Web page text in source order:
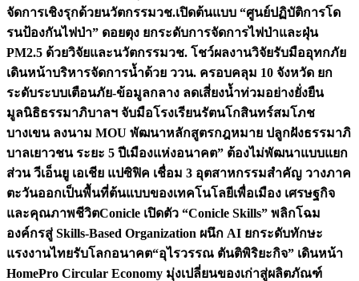
จัดการเชิงรุกด้วยนวัตกรรมวช.เปิดต้นแบบ “ศูนย์ปฏิบัติการโด
รนป้องกันไฟป่า” ดอยตุง ยกระดับการจัดการไฟป่าและฝุ่น
PM2.5 ด้วยวิจัยและนวัตกรรมวช. โชว์ผลงานวิจัยรับมืออุทกภัย
เดินหน้าบริหารจัดการน้ำด้วย ววน. ครอบคลุม 10 จังหวัด ยก
ระดับระบบเตือนภัย-ข้อมูลกลาง ลดเสี่ยงน้ำท่วมอย่างยั่งยืน
มูลนิธิธรรมาภิบาลฯ จับมือโรงเรียนรัตนโกสินทร์สมโภช
บางเขน ลงนาม MOU พัฒนาหลักสูตรกฎหมาย ปลูกฝังธรรมาภิ
บาลเยาวชน ระยะ 5 ปีเมืองแห่งอนาคต” ต้องไม่พัฒนาแบบแยก
ส่วน วีเอ็นยู เอเชีย แปซิฟิค เชื่อม 3 อุตสาหกรรมสำคัญ วางภาค
ตะวันออกเป็นพื้นที่ต้นแบบของเทคโนโลยีเพื่อเมือง เศรษฐกิจ
และคุณภาพชีวิตConicle เปิดตัว “Conicle Skills” พลิกโฉม
องค์กรสู่ Skills-Based Organization ผนึก AI ยกระดับทักษะ
แรงงานไทยรับโลกอนาคต“อุไรวรรณ ตันติพิริยะกิจ” เดินหน้า
HomePro Circular Economy มุ่งเปลี่ยนของเก่าสู่ผลิตภัณฑ์